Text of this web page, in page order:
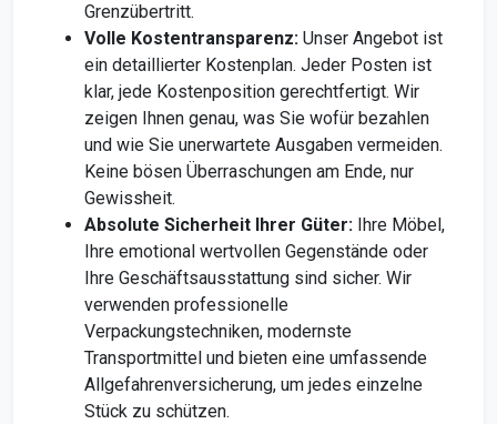
Grenzübertritt.
Volle Kostentransparenz: Unser Angebot ist
ein detaillierter Kostenplan. Jeder Posten ist
klar, jede Kostenposition gerechtfertigt. Wir
zeigen Ihnen genau, was Sie wofür bezahlen
und wie Sie unerwartete Ausgaben vermeiden.
Keine bösen Überraschungen am Ende, nur
Gewissheit.
Absolute Sicherheit Ihrer Güter: Ihre Möbel,
Ihre emotional wertvollen Gegenstände oder
Ihre Geschäftsausstattung sind sicher. Wir
verwenden professionelle
Verpackungstechniken, modernste
Transportmittel und bieten eine umfassende
Allgefahrenversicherung, um jedes einzelne
Stück zu schützen.